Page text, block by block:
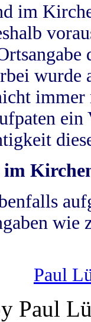
im
wurde
im
wie
Paul
Paul